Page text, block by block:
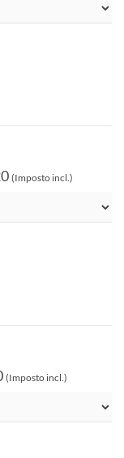
(Imposto incl.)
(Imposto incl.)